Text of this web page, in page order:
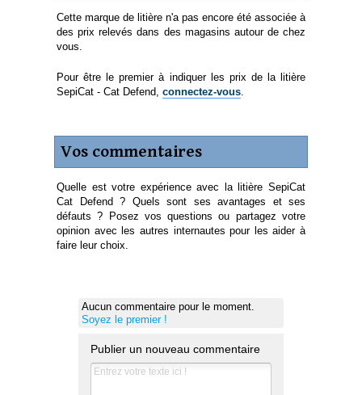
Cette marque de litière n'a pas encore été associée à
des prix relevés dans des magasins autour de chez
vous.
Pour être le premier à indiquer les prix de la litière
SepiCat - Cat Defend, connectez-vous.
Vos commentaires
Quelle est votre expérience avec la litière SepiCat
Cat Defend ? Quels sont ses avantages et ses
défauts ? Posez vos questions ou partagez votre
opinion avec les autres internautes pour les aider à
faire leur choix.
Aucun commentaire pour le moment.
Soyez le premier !
Publier un nouveau commentaire